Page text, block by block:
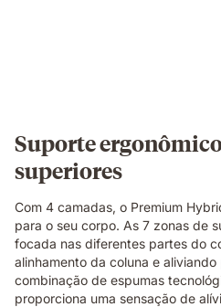
a
tu
columna,
absorbiendo
y
aislando
movimientos
para
un
Suporte
superiores
Com 4 camadas, o Premium
para o seu corpo. As 7 zonas de
focada nas diferentes partes do
alinhamento da coluna e
combinação de espumas
proporciona uma sensação de